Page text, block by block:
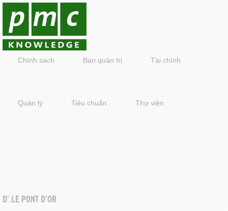
Chính sách Ban quản trị Tài chính
Quản lý Tiêu chuẩn Thư viện
D’.LE PONT D’OR